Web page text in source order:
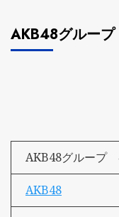
AKB48グルー
AKB48グループ
AKB48